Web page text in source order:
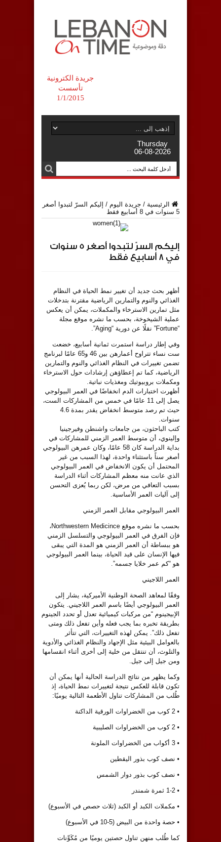
جريدة الكترونية
تأسست
1/1/2015
Thursday
06-08-2026
الرئيسية / جريدة اليوم / إليكم السرّ لتبدوا أصغر
5 سنوات في 8 أسابيع فقط
إليكم السرّ لتبدوا أصغر 5 سنوات
في 8 أسابيع فقط
أظهر بحث جديد أن تغيير نمط الحياة في النظام
الغذائي والنوم والتمارين الرياضية مقترنة بتدخلات
مثل تمارين الاسترخاء والمكملات، يمكن أن يعكس
عملية الشيخوخة، بحسب ما نشره موقع مجلة
“Fortune” نقلًا عن دورية “Aging”.
وفي إطار دراسة استمرت ثمانية أسابيع، خضعت
ست نساء تتراوح أعمارهن بين 46 و65 عامًا لبرنامج
تضمن تغييرات في النظام الغذائي والنوم والتمارين
الرياضية، كما تم إعطاؤهن إرشادات حول الاسترخاء
ومكملات بروبيوتيك ومغذيات نباتية.
أظهرت اختبارات الدم انخفاضًا في العمر البيولوجي
يصل إلى 11 عامًا في خمس من المشاركات الست،
حيث تم رصد متوسط انخفاض يقدر بمدة 4.6
سنوات.
كتب الباحثون، من جامعات واشنطن وفيرجينيا
وإلينوي، أن متوسط العمر الزمني للمشاركات في
بداية الدراسة كان 58 عامًا، وكان عمرهن البيولوجي
أصغر سناً باستثناء واحدة، لهذا السبب من غير
المحتمل أن يكون الانخفاض في العمر البيولوجي
الذي عانت منه معظم المشاركات أثناء الدراسة
بسبب التعافي من مرض، لكن ربما يُعزى التحسن
إلى آليات العمر الأساسية.
العمر البيولوجي مقابل العمر الزمني
بحسب ما نشره موقع Northwestern Medicince،
فإن الفرق في العمر البيولوجي والتسلسل الزمني
هو ببساطة أن العمر الزمني هو المدة التي يبقى
فيها الإنسان على قيد الحياة، بينما العمر البيولوجي
هو “كم عمر خلايا جسمه”.
العمر اللاجيني
وفقًا لمعاهد الصحة الوطنية الأميركية، يشار إلى
العمر البيولوجي أيضًا باسم العمر اللاجيني. يتكون
الإبيجينوم “من مركبات كيميائية تعدل أو تحدد الجينوم
بطريقة تخبره بما يجب فعله وأين تفعل ذلك ومتى
تفعل ذلك”. يمكن لهذه التغييرات، التي تتأثر
بالعوامل البيئية مثل الإجهاد والنظام الغذائي والأدوية
والتلوث، أن تنتقل من خلية إلى أخرى أثناء انقسامها
ومن جيل إلى جيل.
وكما يظهر من نتائج الدراسة الحالية أنها يمكن أن
تكون قابلة للعكس نتيجة لتغييرات نمط الحياة، إذ
طُلب من المشاركات تناول الأطعمة التالية يوميًا:
• 2 كوب من الخضراوات الورقية الداكنة
• 2 كوب من الخضراوات الصليبية
• 3 أكواب من الخضراوات الملونة
• نصف كوب بذور اليقطين
• نصف كوب بذور دوار الشمس
• 1-2 ثمرة شمندر
• مكملات الكبد أو الكبد (ثلاث حصص في الأسبوع)
• حصة واحدة من البيض (5-10 في الأسبوع)
كما طُلب منهن تناول حصتين يوميًا من مُكَوِّنات